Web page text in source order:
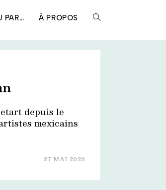
PAR… À PROPOS TOGGLE
depuis le
mexicains
27 MAI 2020